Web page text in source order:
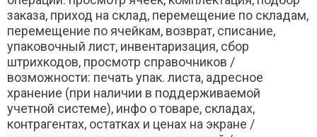
заказа, приход на склад, перемещение по складам,
перемещение по ячейкам, возврат, списание,
упаковочный лист, инвентаризация, сбор
штрихкодов, просмотр справочников /
возможности: печать упак. листа, адресное
хранение (при наличии в поддерживаемой
учетной системе), инфо о товаре, складах,
контрагентах, остатках и ценах на экране /